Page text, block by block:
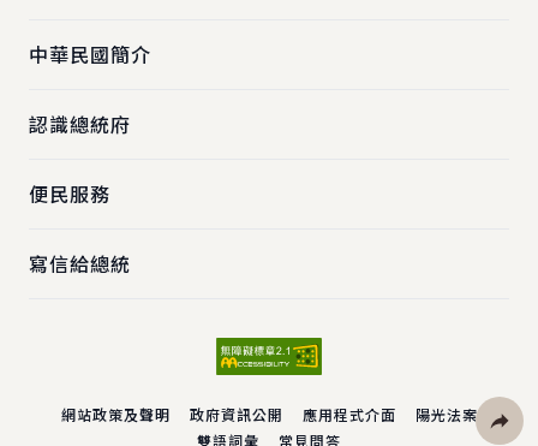
中華民國簡介
認識總統府
便民服務
寫信給總統
網站政策及聲明 政府資訊公開 應用程式介面
陽光法案
雙語詞彙
常見問答